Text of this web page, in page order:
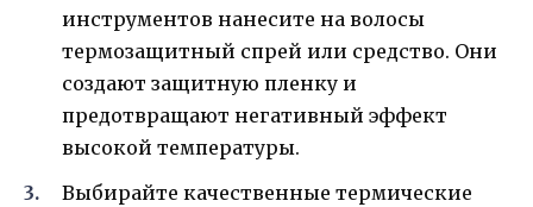
инструментов нанесите на волосы
термозащитный спрей или средство. Они
создают защитную пленку и
предотвращают негативный эффект
высокой температуры.
Выбирайте качественные термические